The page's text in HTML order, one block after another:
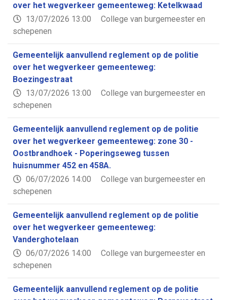
over het wegverkeer gemeenteweg: Ketelkwaad
13/07/2026 13:00
College van burgemeester en
schepenen
Gemeentelijk aanvullend reglement op de politie
over het wegverkeer gemeenteweg:
Boezingestraat
13/07/2026 13:00
College van burgemeester en
schepenen
Gemeentelijk aanvullend reglement op de politie
over het wegverkeer gemeenteweg: zone 30 -
Oostbrandhoek - Poperingseweg tussen
huisnummer 452 en 458A.
06/07/2026 14:00
College van burgemeester en
schepenen
Gemeentelijk aanvullend reglement op de politie
over het wegverkeer gemeenteweg:
Vanderghotelaan
06/07/2026 14:00
College van burgemeester en
schepenen
Gemeentelijk aanvullend reglement op de politie